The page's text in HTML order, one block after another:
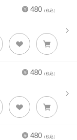
480 （税込）
480 （税込）
480 （税込）